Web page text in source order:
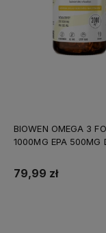
BIOWEN OMEGA 3
1000MG EPA 500MG
79,99 zł